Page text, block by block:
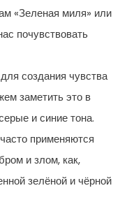
«Зеленая миля» или
почувствовать
создания чувства
заметить это в
и синие тона.
применяются
и злом, как,
зелёной и чёрной